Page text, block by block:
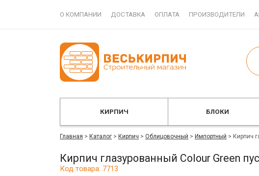
О КОМПАНИИ ДОСТАВКА ОПЛАТА ПРОИЗВОДИТЕЛИ
КИРПИЧ БЛОКИ
Главная > Каталог > Кирпич > Облицовочный > Импортный > Кирпич
Кирпич глазурованный Colour Green
Код товара: 7713